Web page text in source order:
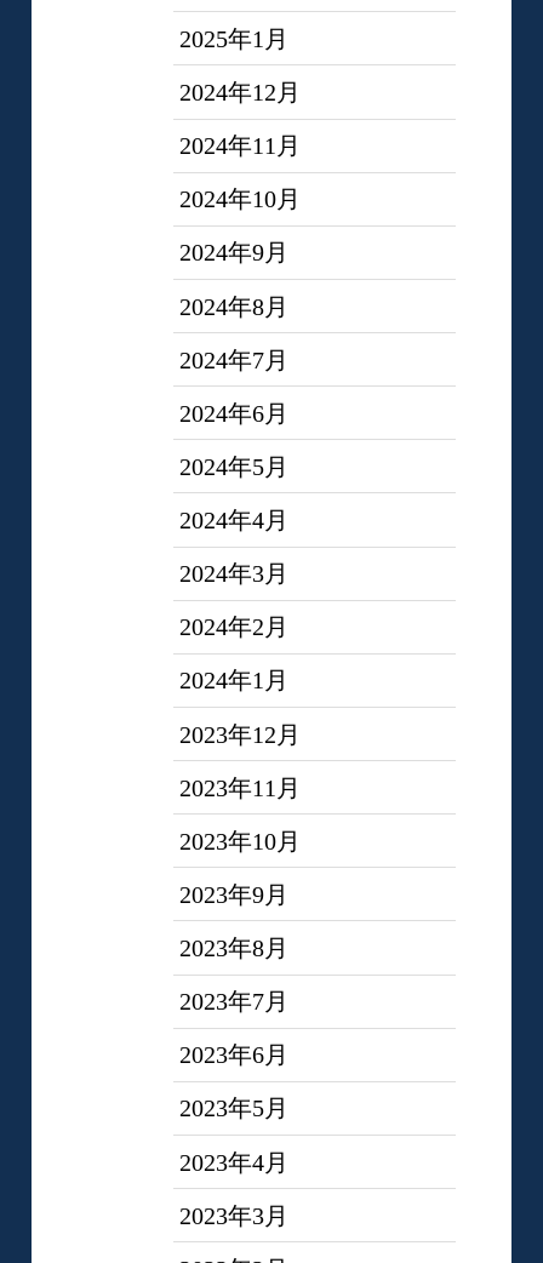
2025年1月
2024年12月
2024年11月
2024年10月
2024年9月
2024年8月
2024年7月
2024年6月
2024年5月
2024年4月
2024年3月
2024年2月
2024年1月
2023年12月
2023年11月
2023年10月
2023年9月
2023年8月
2023年7月
2023年6月
2023年5月
2023年4月
2023年3月